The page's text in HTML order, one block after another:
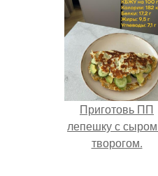
Приготовь ПП
лепешку с
творогом.